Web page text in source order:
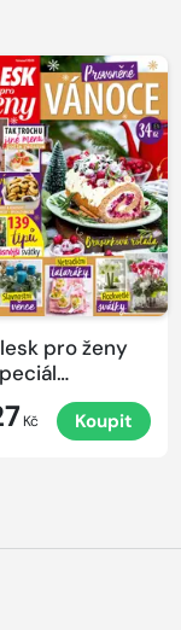
pro ženy
č.4/2024
Kč Koupit